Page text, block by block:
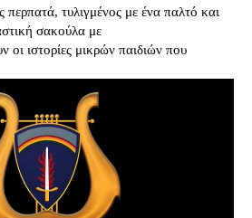
περπατά, τυλιγμένος με ένα παλτό και
σακούλα με
οι ιστορίες μικρών παιδιών που